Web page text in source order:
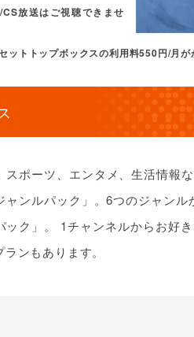
放送はご視聴できませ
ットトップボックスの利用料550円/月が
スポーツ、エンタメ、生活情報
ャンルパック」。6つのジャン
ック」。 1チャンネルからお好
ンもあります。